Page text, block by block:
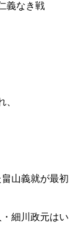
義なき戦
、
山義就が最初
細川政元はい